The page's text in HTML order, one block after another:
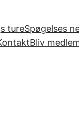
tureSpøgelses
Bliv